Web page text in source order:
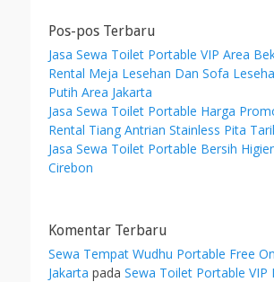
o
r
:
Pos-pos Terbaru
Jasa Sewa Toilet Portable VIP Area
Rental Meja Lesehan Dan Sofa
Putih Area Jakarta
Jasa Sewa Toilet Portable Harga
Rental Tiang Antrian Stainless Pita
Jasa Sewa Toilet Portable Bersih
Cirebon
Komentar Terbaru
Sewa Tempat Wudhu Portable Free
Jakarta pada Sewa Toilet Portable VIP